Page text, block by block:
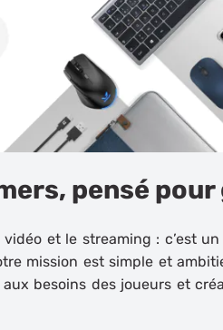
pensé
et le streaming : c’est
mission est simple et
besoins des joueurs et